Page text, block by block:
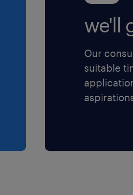
iedereen die zich
we'll
Our
suitable